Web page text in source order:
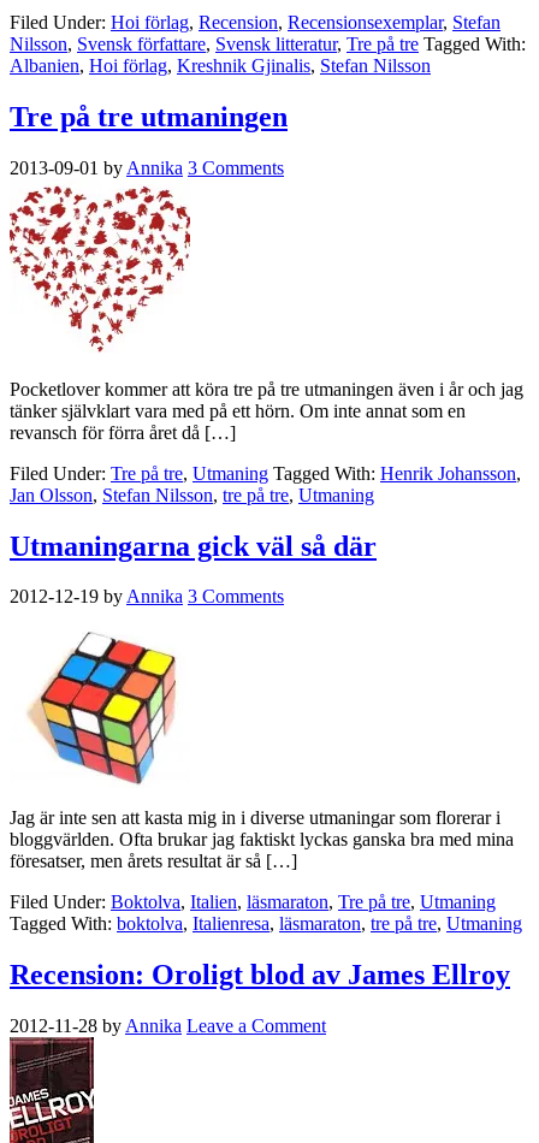
Filed Under: Hoi förlag, Recension, Recensionsexemplar, Stefan
Nilsson, Svensk författare, Svensk litteratur, Tre på tre Tagged With:
Albanien, Hoi förlag, Kreshnik Gjinalis, Stefan Nilsson
Tre på tre utmaningen
2013-09-01 by Annika 3 Comments
Pocketlover kommer att köra tre på tre utmaningen även i år och jag
tänker självklart vara med på ett hörn. Om inte annat som en
revansch för förra året då […]
Filed Under: Tre på tre, Utmaning Tagged With: Henrik Johansson,
Jan Olsson, Stefan Nilsson, tre på tre, Utmaning
Utmaningarna gick väl så där
2012-12-19 byAnnika 3 Comments
Jag är inte sen att kasta mig in i diverse utmaningar som florerar i
bloggvärlden. Ofta brukar jag faktiskt lyckas ganska bra med mina
föresatser, men årets resultat är så […]
Filed Under: Boktolva, Italien, läsmaraton, Tre på tre, Utmaning
Tagged With: boktolva, Italienresa, läsmaraton, tre på tre, Utmaning
Recension: Oroligt blod av James Ellroy
2012-11-28 by Annika Leave a Comment